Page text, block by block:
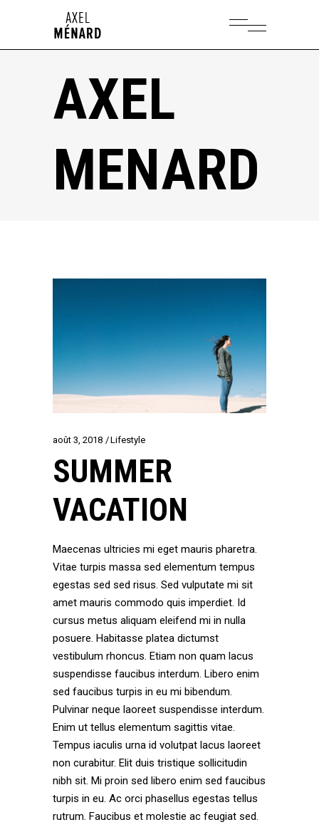
AXEL
MENARD
août 3, 2018 Lifestyle
SUMMER
VACATION
Maecenas ultricies mi eget mauris pharetra.
Vitae turpis massa sed elementum tempus
egestas sed sed risus. Sed vulputate mi sit
amet mauris commodo quis imperdiet. Id
cursus metus aliquam eleifend mi in nulla
posuere. Habitasse platea dictumst
vestibulum rhoncus. Etiam non quam lacus
suspendisse faucibus interdum. Libero enim
sed faucibus turpis in eu mi bibendum.
Pulvinar neque laoreet suspendisse interdum.
Enim ut tellus elementum sagittis vitae.
Tempus iaculis urna id volutpat lacus laoreet
non curabitur. Elit duis tristique sollicitudin
nibh sit. Mi proin sed libero enim sed faucibus
turpis in eu. Ac orci phasellus egestas tellus
rutrum. Faucibus et molestie ac feugiat sed.